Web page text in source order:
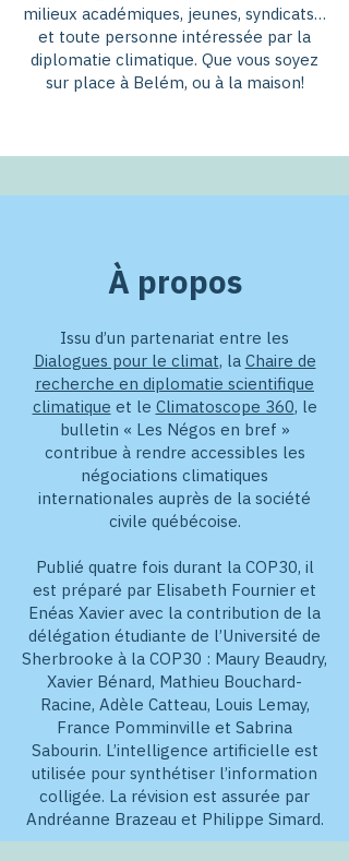
milieux académiques, jeunes, syndicats…
et toute personne intéressée par la
diplomatie climatique. Que vous soyez
sur place à Belém, ou à la maison!
​À propos
Issu d’un partenariat entre les
Dialogues pour le climat, la Chaire de
recherche en diplomatie scientifique
climatique et le Climatoscope 360, le
bulletin « Les Négos en bref »
contribue à rendre accessibles les
négociations climatiques
internationales auprès de la société
civile québécoise.
Publié quatre fois durant la COP30, il
est préparé par Elisabeth Fournier et
Enéas Xavier avec la contribution de la
délégation étudiante de l’Université de
Sherbrooke à la COP30 : Maury Beaudry,
Xavier Bénard, Mathieu Bouchard-
Racine, Adèle Catteau, Louis Lemay,
France Pomminville et Sabrina
Sabourin. L’intelligence artificielle est
utilisée pour synthétiser l’information
colligée. La révision est assurée par
Andréanne Brazeau et Philippe Simard.